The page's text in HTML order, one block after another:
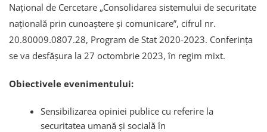
Național de Cercetare „Consolidarea sistemului de securitate
națională prin cunoaștere și comunicare”, cifrul nr.
20.80009.0807.28, Program de Stat 2020-2023. Conferința
se va desfășura la 27 octombrie 2023, în regim mixt.
Obiectivele evenimentului:
Sensibilizarea opiniei publice cu referire la
securitatea umană și socială în